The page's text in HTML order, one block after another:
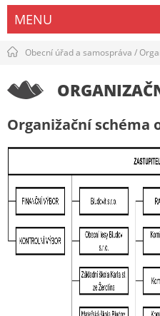
MENU
Obecní úřad a samospráva /
Organižační schéma